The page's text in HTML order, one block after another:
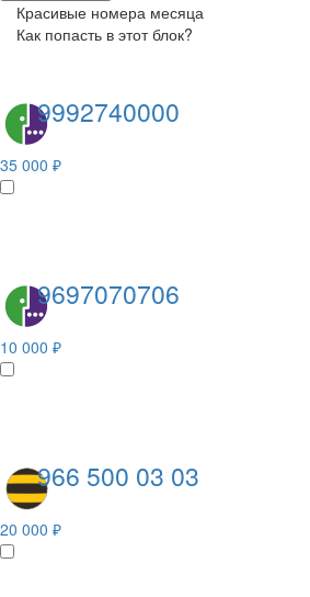
Красивые номера месяца
Как попасть в этот блок?
9992740000
35 000 ₽
9697070706
10 000 ₽
966 500 03 03
20 000 ₽